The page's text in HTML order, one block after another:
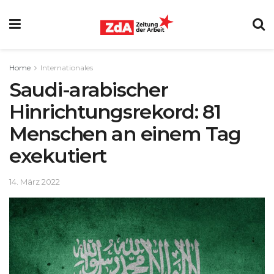
Home Internationales
Saudi-arabischer
Hinrichtungsrekord: 81
Menschen an einem Tag
exekutiert
14. März 2022